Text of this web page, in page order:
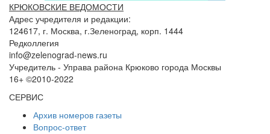
КРЮКОВСКИЕ ВЕДОМОСТИ
Адрес учредителя и редакции:
124617, г. Москва, г.Зеленоград, корп. 1444
Редколлегия
info@zelenograd-news.ru
Учредитель - Управа района Крюково города Москвы
16+ ©2010-2022
СЕРВИС
Архив номеров газеты
Вопрос-ответ